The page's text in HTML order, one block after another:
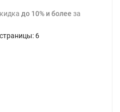
до 10% и более за
6